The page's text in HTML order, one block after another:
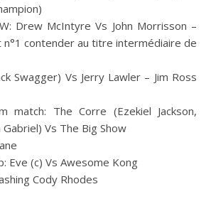
Drew McIntyre Vs John Morrisson –
n°1 contender au titre intermédiaire de
Swagger) Vs Jerry Lawler – Jim Ross
match: The Corre (Ezekiel Jackson,
Vs The Big Show
Eve (c) Vs Awesome Kong
Cody Rhodes